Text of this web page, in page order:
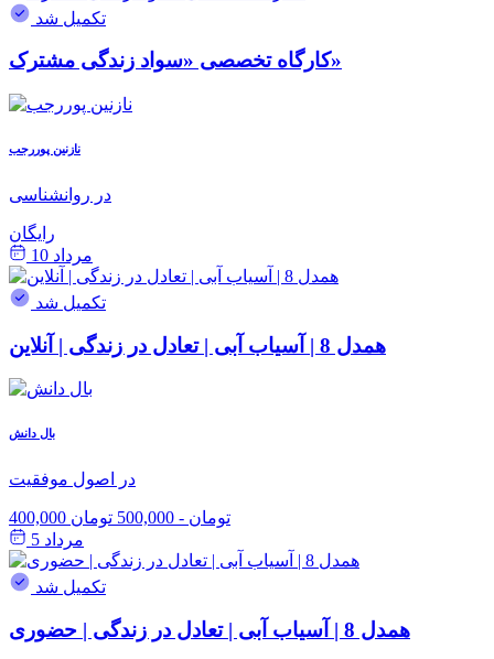
تکمیل شد
کارگاه تخصصی «سواد زندگی مشترک»
نازنین پوررجب
در روانشناسی
رایگان
مرداد 10
تکمیل شد
همدل 8 | آسیاب آبی | تعادل در زندگی | آنلاین
بال دانش
در اصول موفقیت
400,000 تومان - 500,000 تومان
مرداد 5
تکمیل شد
همدل 8 | آسیاب آبی | تعادل در زندگی | حضوری